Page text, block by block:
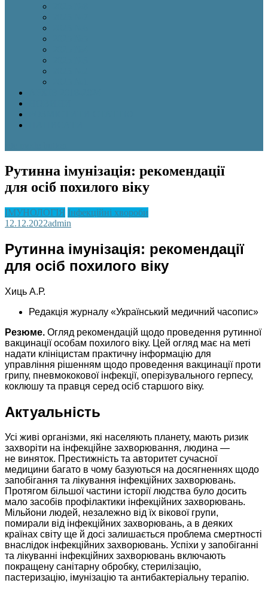
Рутинна імунізація: рекомендації
для осіб похилого віку
ІМУНОЛОГІЯ Інфекційні хвороби
12.12.2022admin
Рутинна імунізація: рекомендації
для осіб похилого віку
Хиць А.Р.
Редакція журналу «Український медичний часопис»
Резюме. Огляд рекомендацій щодо проведення рутинної
вакцинації особам похилого віку. Цей огляд має на меті
надати клініцистам практичну інформацію для
управління рішенням щодо проведення вакцинації проти
грипу, пневмококової інфекції, оперізувального герпесу,
коклюшу та правця серед осіб старшого віку.
Актуальність
Усі живі організми, які населяють планету, мають ризик
захворіти на інфекційне захворювання, людина —
не виняток. Престижність та авторитет сучасної
медицини багато в чому базуються на досягненнях щодо
запобігання та лікування інфекційних захворювань.
Протягом більшої частини історії людства було досить
мало засобів профілактики інфекційних захворювань.
Мільйони людей, незалежно від їх вікової групи,
помирали від інфекційних захворювань, а в деяких
країнах світу ще й досі залишається проблема смертності
внаслідок інфекційних захворювань. Успіхи у запобіганні
та лікуванні інфекційних захворювань включають
покращену санітарну обробку, стерилізацію,
пастеризацію, імунізацію та антибактеріальну терапію.